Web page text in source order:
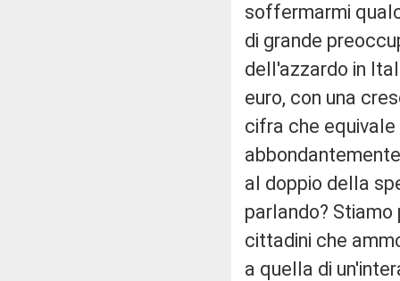
soffermarmi
di grande
dell'azzardo in
euro, con una
cifra che
al doppio della
parlando?
cittadini che
a quella di